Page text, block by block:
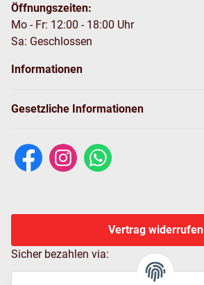
Öffnungszeiten:
Mo - Fr: 12:00 - 18:00 Uhr
Sa: Geschlossen
Informationen
Gesetzliche Informationen
Vertrag widerrufen
Sicher bezahlen via: